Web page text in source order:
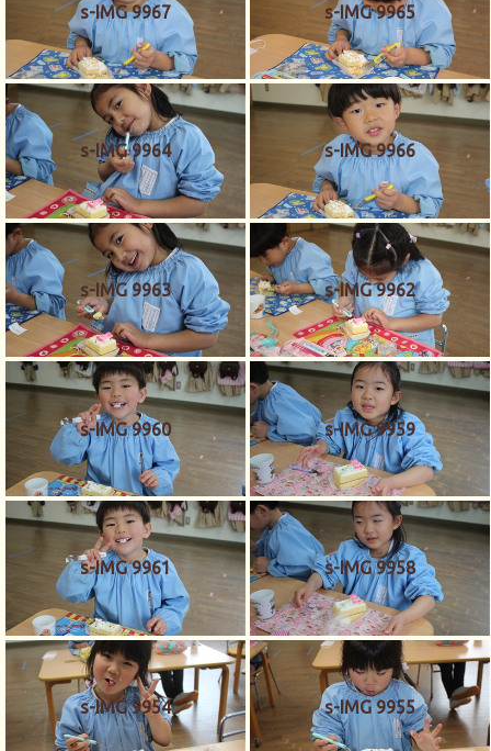
s-IMG 9967 s-IMG 9965
s-IMG 9964 s-IMG 9966
s-IMG 9963 s-IMG 9962
s-IMG 9960 s-IMG 9959
s-IMG 9961 s-IMG 9958
s-IMG 9954 s-IMG 9955